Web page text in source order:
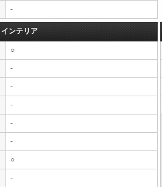
-
インテリア
○
-
-
-
-
-
○
-